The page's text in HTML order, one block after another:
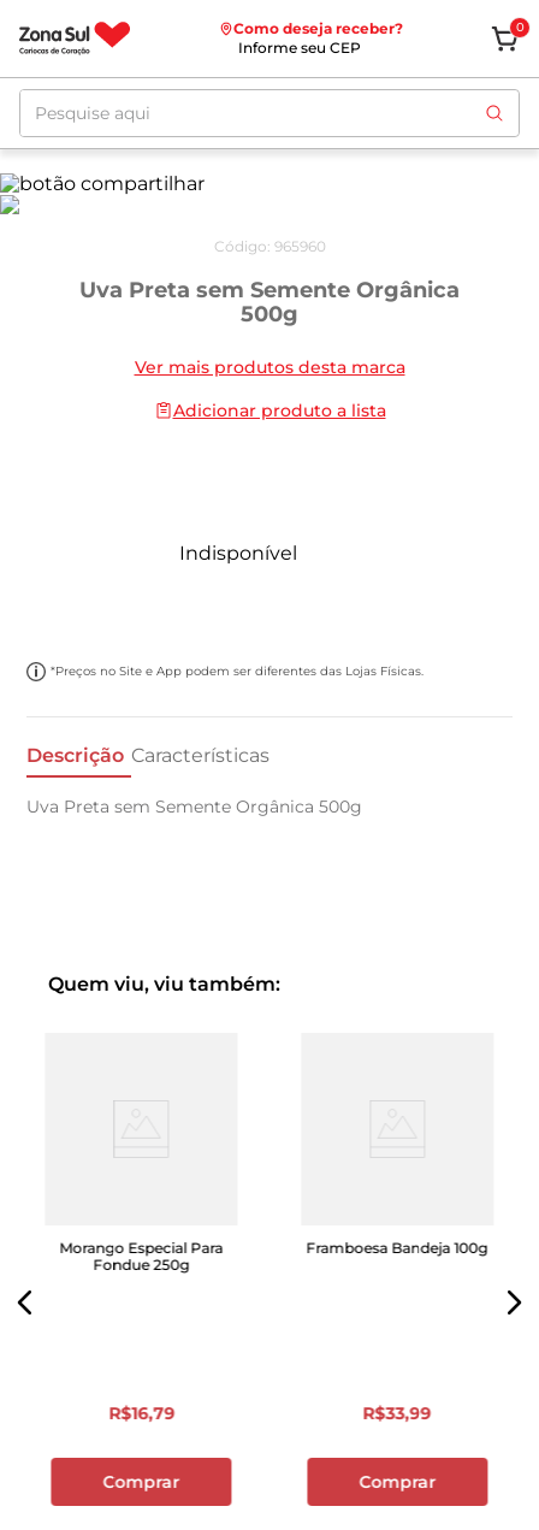
Como deseja receber?
Informe seu CEP
0
Pesquise aqui
Código: 965960
Uva Preta sem Semente Orgânica
500g
Ver mais produtos desta marca
Adicionar produto a lista
Indisponível
*Preços no Site e App podem ser diferentes das Lojas Físicas.
Descrição Características
Uva Preta sem Semente Orgânica 500g
Quem viu, viu também:
Morango Especial Para
Fondue 250g
R$16,79
Comprar
Framboesa Bandeja 100g
R$33,99
Comprar